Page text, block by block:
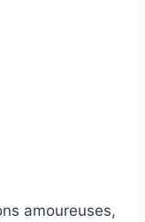
amoureuses,